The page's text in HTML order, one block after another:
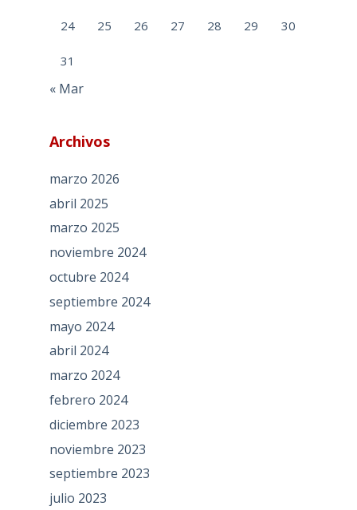
24 25 26 27 28 29 30
31
« Mar
Archivos
marzo 2026
abril 2025
marzo 2025
noviembre 2024
octubre 2024
septiembre 2024
mayo 2024
abril 2024
marzo 2024
febrero 2024
diciembre 2023
noviembre 2023
septiembre 2023
julio 2023